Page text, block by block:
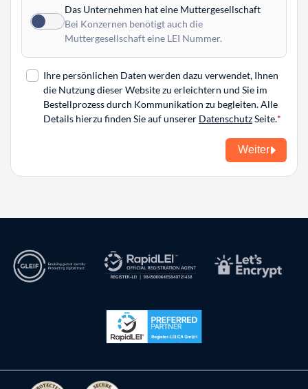
Das Unternehmen hat eine Muttergesellschaft
Bei Konzernen benötigt auch die
Muttergesellschaft eine LEI Nummer.
Ihre persönlichen Daten werden dazu verwendet, Ihnen
die Nutzung dieser Website zu erleichtern und Sie im
Bestellprozess durch Kommunikation zu begleiten. Alle
Details hierzu finden Sie auf unserer DatenschutzSeite.
Weiter